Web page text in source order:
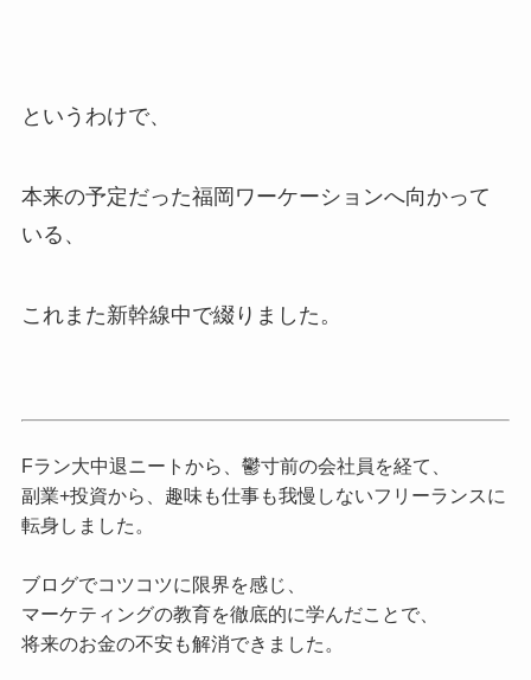
というわけで、
本来の予定だった福岡ワーケーションへ向かって
いる、
これまた新幹線中で綴りました。
Fラン大中退ニートから、鬱寸前の会社員を経て、
副業+投資から、趣味も仕事も我慢しないフリーランスに
転身しました。
ブログでコツコツに限界を感じ、
マーケティングの教育を徹底的に学んだことで、
将来のお金の不安も解消できました。